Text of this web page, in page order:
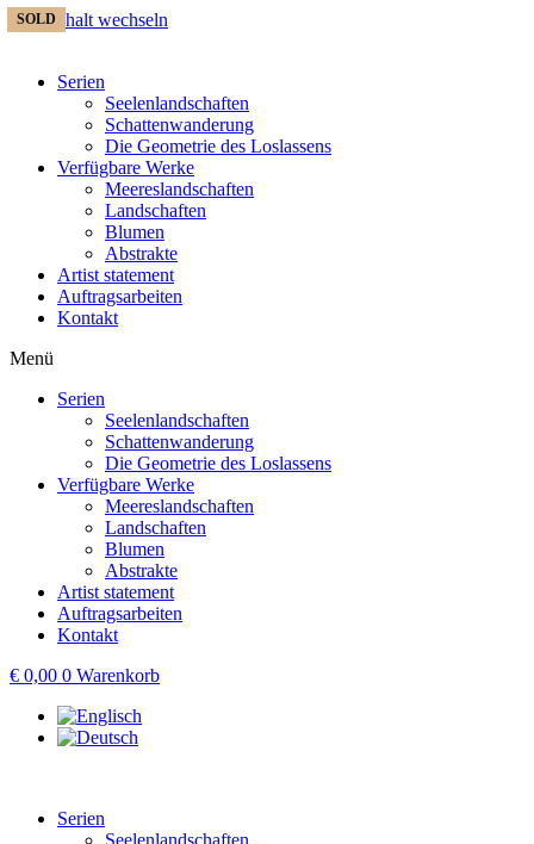
Zum Inhalt wechseln
Serien
Seelenlandschaften
Schattenwanderung
Die Geometrie des Loslassens
Verfügbare Werke
Meereslandschaften
Landschaften
Blumen
Abstrakte
Artist statement
Auftragsarbeiten
Kontakt
Menü
Serien
Seelenlandschaften
Schattenwanderung
Die Geometrie des Loslassens
Verfügbare Werke
Meereslandschaften
Landschaften
Blumen
Abstrakte
Artist statement
Auftragsarbeiten
Kontakt
€ 0,00 0 Warenkorb
Serien
Seelenlandschaften
SOLD
SOLD
SOLD
SOLD
SOLD